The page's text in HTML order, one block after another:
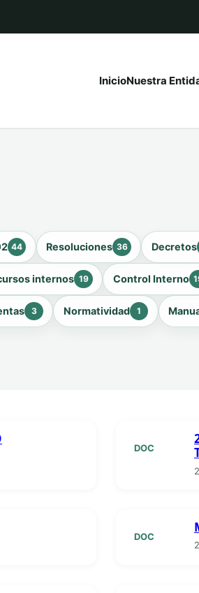
InicioNuestra
44 Resoluciones 36 Decretos
internos 19 Control Interno
3 Normatividad 1
DOC
DOC